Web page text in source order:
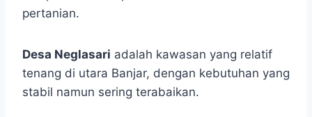
pertanian.
Desa Neglasari adalah kawasan yang relatif
tenang di utara Banjar, dengan kebutuhan yang
stabil namun sering terabaikan.